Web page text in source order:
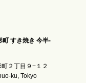
町 すき焼き 今半-
２丁目９−１２
ku, Tokyo